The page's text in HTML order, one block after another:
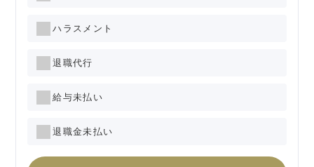
ハラスメント
退職代行
給与未払い
退職金未払い